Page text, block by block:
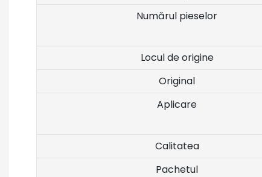
Numărul pieselor
Locul de origine
Original
Aplicare
Calitatea
Pachetul